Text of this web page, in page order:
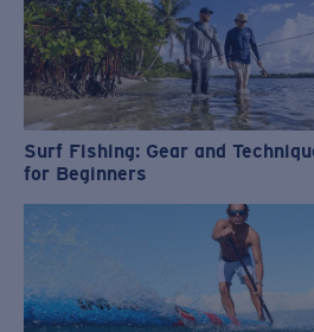
Surf Fishing: Gear and
for Beginners